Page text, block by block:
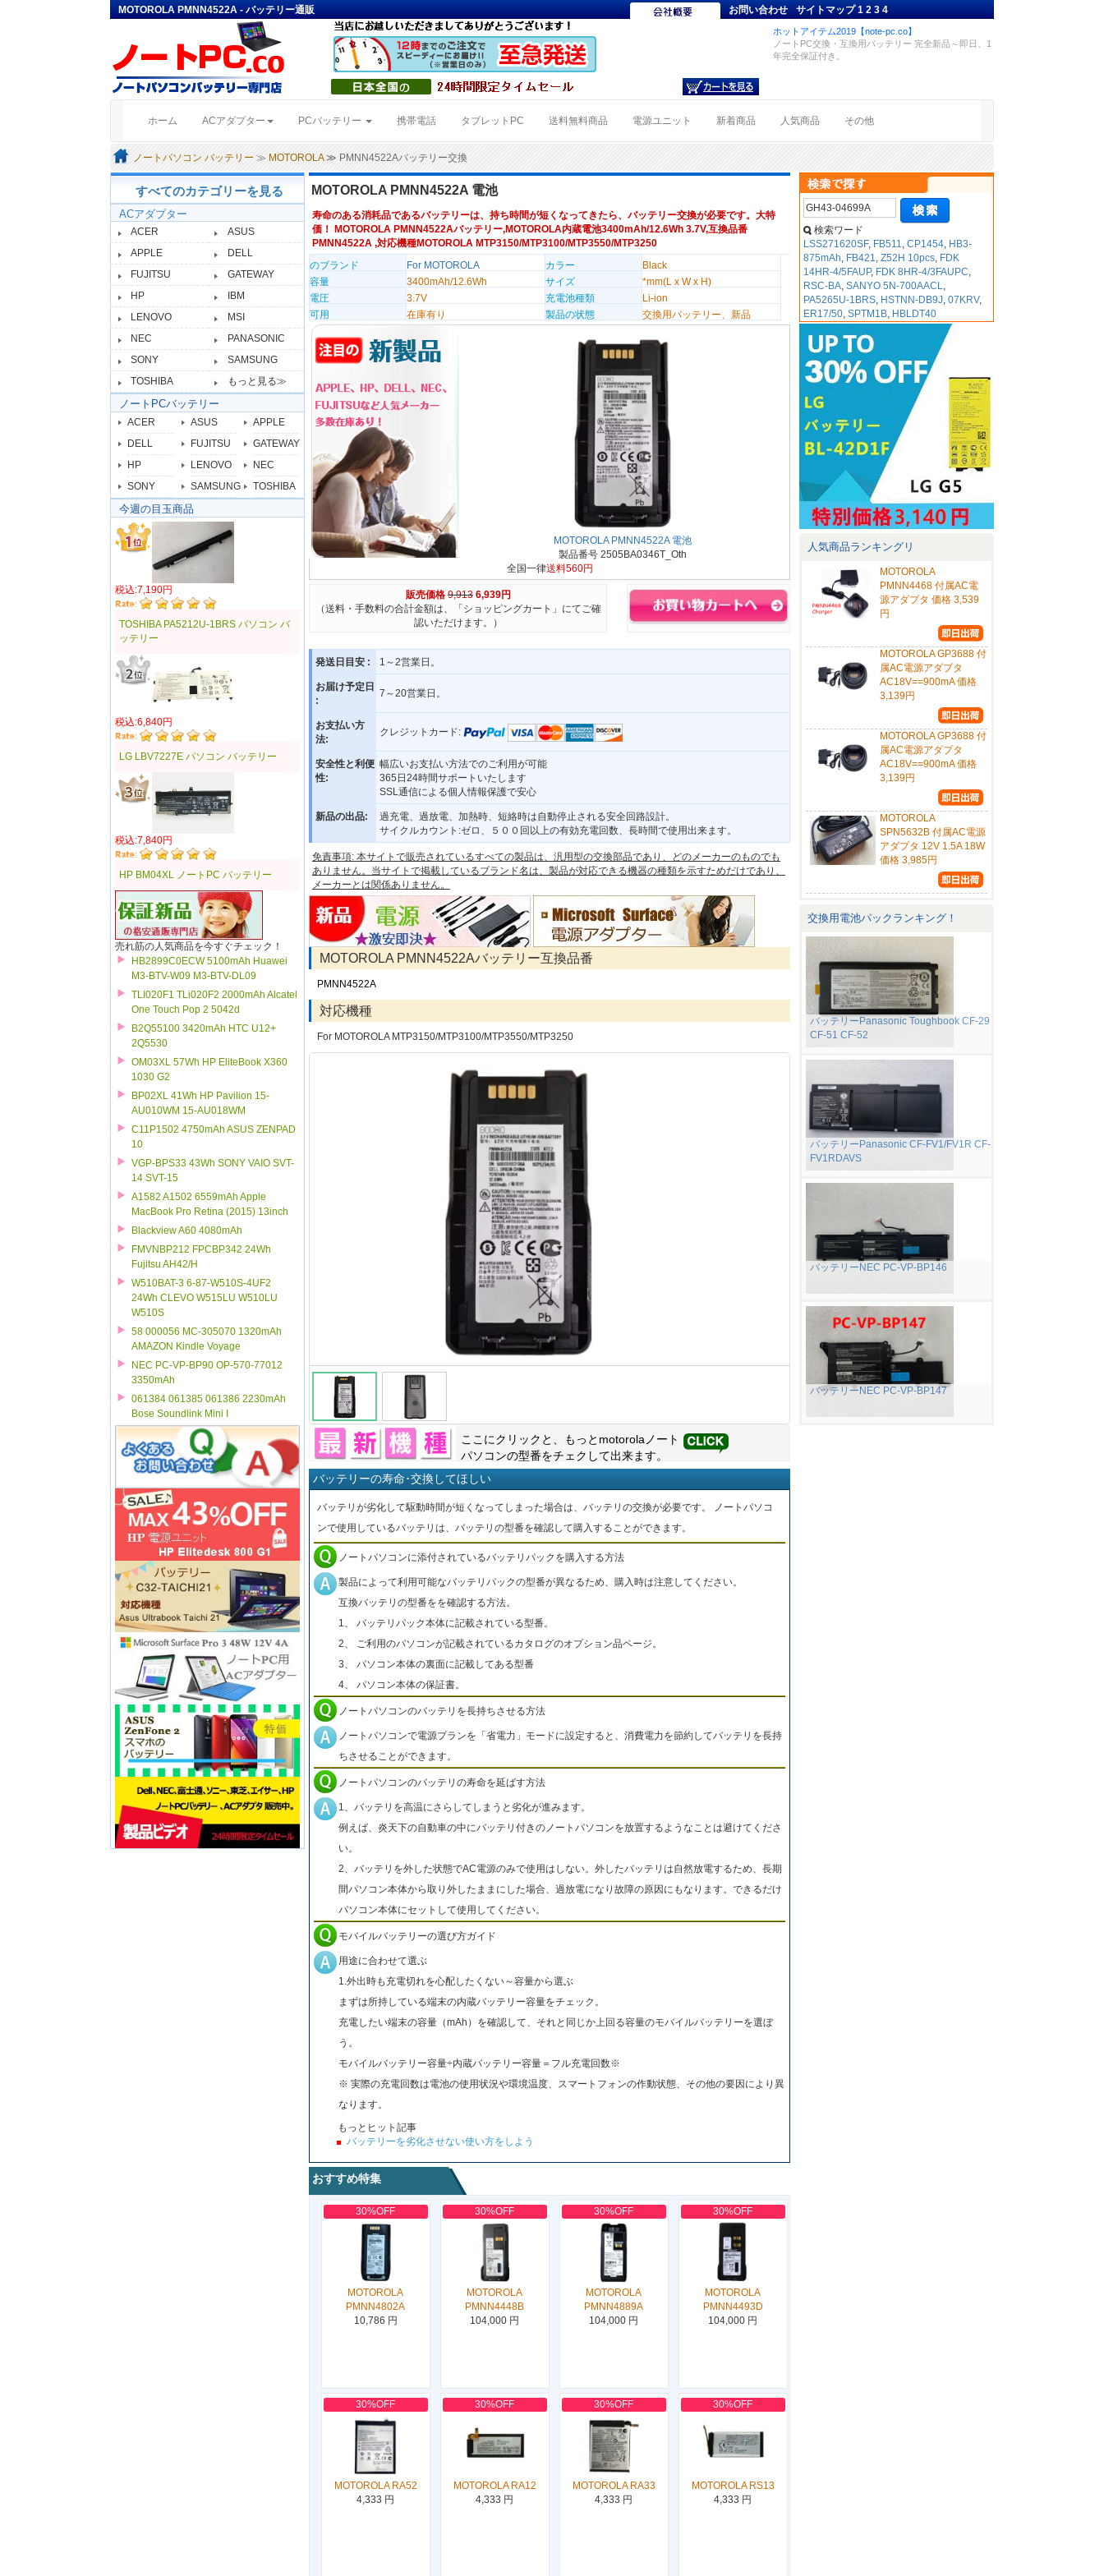
MOTOROLA PMNN4522A - バッテリー通販 お問い合わせ サイトマップ 1234
ホットアイテム2019【note-pc.co】
ノートPC交換・互換用バッテリー 完全新品～即日、1
年完全保証付き。
ホーム (current)ACアダプター PCバッテリー 携帯電話 タブレットPC 送料無料商品 電源ユニット 新着商品 人気商品 その他
ノートパソコン バッテリー ≫ MOTOROLA≫ PMNN4522Aバッテリー交換
すべてのカテゴリーを見る
ACアダプター
ACER
ASUS
APPLE
DELL
FUJITSU
GATEWAY
HP
IBM
LENOVO
MSI
NEC
PANASONIC
SONY
SAMSUNG
TOSHIBA
もっと見る≫
ノートPCバッテリー
ACER ASUS
APPLE
DELL
FUJITSU
GATEWAY
HP
LENOVO
NEC
SONY
SAMSUNG TOSHIBA
今週の目玉商品
税込:7,190円
TOSHIBA PA5212U-1BRS パソコン バ
ッテリー
税込:6,840円
LG LBV7227E パソコン バッテリー
税込:7,840円
HP BM04XL ノートPC バッテリー
売れ筋の人気商品を今すぐチェック！
HB2899C0ECW 5100mAh Huawei
M3-BTV-W09 M3-BTV-DL09
TLI020F1 TLi020F2 2000mAh Alcatel
One Touch Pop 2 5042d
B2Q55100 3420mAh HTC U12+
2Q5530
OM03XL 57Wh HP EliteBook X360
1030 G2
BP02XL 41Wh HP Pavilion 15-
AU010WM 15-AU018WM
C11P1502 4750mAh ASUS ZENPAD
10
VGP-BPS33 43Wh SONY VAIO SVT-
14 SVT-15
A1582 A1502 6559mAh Apple
MacBook Pro Retina (2015) 13inch
Blackview A60 4080mAh
FMVNBP212 FPCBP342 24Wh
Fujitsu AH42/H
W510BAT-3 6-87-W510S-4UF2
24Wh CLEVO W515LU W510LU
W510S
58 000056 MC-305070 1320mAh
AMAZON Kindle Voyage
NEC PC-VP-BP90 OP-570-77012
3350mAh
061384 061385 061386 2230mAh
Bose Soundlink Mini I
MOTOROLA PMNN4522A 電池
寿命のある消耗品であるバッテリーは、持ち時間が短くなってきたら、バッテリー交換が必要です。大特
価！ MOTOROLA PMNN4522Aバッテリー,MOTOROLA内蔵電池3400mAh/12.6Wh 3.7V,互換品番
PMNN4522A ,対応機種MOTOROLA MTP3150/MTP3100/MTP3550/MTP3250
のブランド
For MOTOROLA カラー
Black
容量
3400mAh/12.6Wh サイズ
*mm(L x W x H)
電圧
3.7V 充電池種類
Li-ion
可用
在庫有り 製品の状態 交換用バッテリー、新品
MOTOROLA PMNN4522A 電池
製品番号 2505BA0346T_Oth
全国一律送料560円
販売価格 9,913 6,939円
（送料・手数料の合計金額は、「ショッピングカート」にてご確
認いただけます。）
発送日目安 : 1～2営業日。
お届け予定日
:
7～20営業日。
お支払い方
法:
クレジットカード:
安全性と利便
性:
幅広いお支払い方法でのご利用が可能
365日24時間サポートいたします
SSL通信による個人情報保護で安心
新品の出品:
過充電、過放電、加熱時、短絡時は自動停止される安全回路設計。
サイクルカウント:ゼロ、５００回以上の有効充電回数、長時間で使用出来ます。
免責事項: 本サイトで販売されているすべての製品は、汎用型の交換部品であり、どのメーカーのものでも
ありません。当サイトで掲載しているブランド名は、製品が対応できる機器の種類を示すためだけであり、
メーカーとは関係ありません。
MOTOROLA PMNN4522Aバッテリー互換品番
PMNN4522A
対応機種
For MOTOROLA MTP3150/MTP3100/MTP3550/MTP3250
ここにクリックと、もっと motorola ノート
パソコンの型番をチェクして出来ます。
バッテリーの寿命･交換してほしい
バッテリが劣化して駆動時間が短くなってしまった場合は、バッテリの交換が必要です。 ノートパソコ
ンで使用しているバッテリは、バッテリの型番を確認して購入することができます。
ノートパソコンに添付されているバッテリパックを購入する方法
製品によって利用可能なバッテリパックの型番が異なるため、購入時は注意してください。
互換バッテリの型番をを確認する方法。
1、 バッテリパック本体に記載されている型番。
2、 ご利用のパソコンが記載されているカタログのオプション品ページ。
3、 パソコン本体の裏面に記載してある型番
4、 パソコン本体の保証書。
ノートパソコンのバッテリを長持ちさせる方法
ノートパソコンで電源プランを「省電力」モードに設定すると、消費電力を節約してバッテリを長持
ちさせることができます。
ノートパソコンのバッテリの寿命を延ばす方法
1、バッテリを高温にさらしてしまうと劣化が進みます。
例えば、炎天下の自動車の中にバッテリ付きのノートパソコンを放置するようなことは避けてくださ
い。
2、バッテリを外した状態でAC電源のみで使用はしない。外したバッテリは自然放電するため、長期
間パソコン本体から取り外したままにした場合、過放電になり故障の原因にもなります。できるだけ
パソコン本体にセットして使用してください。
モバイルバッテリーの選び方ガイド
用途に合わせて選ぶ
1.外出時も充電切れを心配したくない～容量から選ぶ
まずは所持している端末の内蔵バッテリー容量をチェック。
充電したい端末の容量（mAh）を確認して、それと同じか上回る容量のモバイルバッテリーを選ぼ
う。
モバイルバッテリー容量÷内蔵バッテリー容量＝フル充電回数※
※ 実際の充電回数は電池の使用状況や環境温度、スマートフォンの作動状態、その他の要因により異
なります。
もっとヒット記事
バッテリーを劣化させない使い方をしよう
おすすめ特集
30%OFF
MOTOROLA
PMNN4802A
10,786 円
30%OFF
MOTOROLA
PMNN4448B
104,000 円
30%OFF
MOTOROLA
PMNN4889A
104,000 円
30%OFF
MOTOROLA
PMNN4493D
104,000 円
30%OFF
MOTOROLA RA52
4,333 円
30%OFF
MOTOROLA RA12
4,333 円
30%OFF
MOTOROLA RA33
4,333 円
30%OFF
MOTOROLA RS13
4,333 円
検索ワード
LSS271620SF, FB511,CP1454, HB3-
875mAh, FB421,Z52H 10pcs, FDK
14HR-4/5FAUP, FDK 8HR-4/3FAUPC,
RSC-BA,SANYO 5N-700AACL,
PA5265U-1BRS, HSTNN-DB9J,07KRV,
ER17/50,SPTM1B, HBLDT40
人気商品ランキングリ
MOTOROLA
PMNN4468 付属AC電
源アダプタ 価格 3,539
円
MOTOROLA GP3688 付
属AC電源アダプタ
AC18V==900mA 価格
3,139円
MOTOROLA GP3688 付
属AC電源アダプタ
AC18V==900mA 価格
3,139円
MOTOROLA
SPN5632B 付属AC電源
アダプタ 12V 1.5A 18W
価格 3,985円
交換用電池パックランキング！
バッテリーPanasonic Toughbook CF-29
CF-51 CF-52
バッテリーPanasonic CF-FV1/FV1R CF-
FV1RDAVS
バッテリーNEC PC-VP-BP146
バッテリーNEC PC-VP-BP147